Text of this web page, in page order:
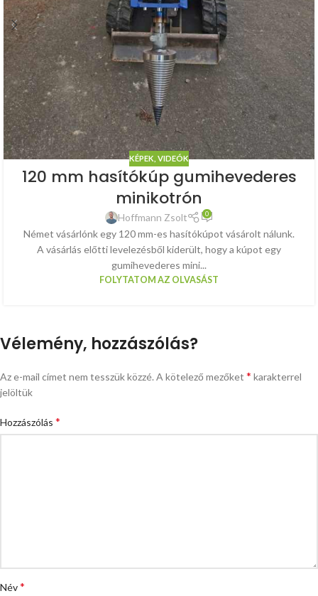
KÉPEK, VIDEÓK
120 mm hasítókúp gumihevederes
minikotrón
Hoffmann Zsolt 0
Német vásárlónk egy 120 mm-es hasítókúpot vásárolt nálunk.
A vásárlás előtti levelezésből kiderült, hogy a kúpot egy
gumihevederes mini...
FOLYTATOM AZ OLVASÁST
Vélemény, hozzászólás?
Az e-mail címet nem tesszük közzé.A kötelező mezőket * karakterrel
jelöltük
Hozzászólás *
Név*